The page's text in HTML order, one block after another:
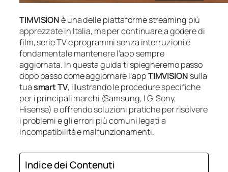
TIMVISIONè una delle piattaforme streaming più
apprezzate in Italia, ma per continuare a godere di
film, serie TV e programmi senza interruzioni è
fondamentale mantenere l’app sempre
aggiornata. In questa guida ti spiegheremo passo
dopo passo come aggiornare l’appTIMVISION sulla
tuasmart TV, illustrando le procedure specifiche
per i principali marchi (Samsung, LG, Sony,
Hisense) e offrendo soluzioni pratiche per risolvere
i problemi e gli errori più comuni legati a
incompatibilità e malfunzionamenti.
Indice dei Contenuti